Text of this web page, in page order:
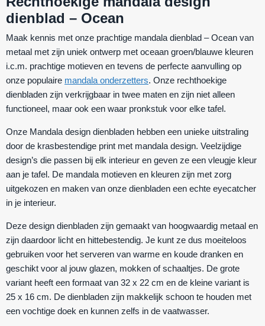
dienblad – Ocean
Maak kennis met onze prachtige mandala dienblad – Ocean van
metaal met zijn uniek ontwerp met oceaan groen/blauwe kleuren
i.c.m. prachtige motieven en tevens de perfecte aanvulling op
onze populaire mandala onderzetters. Onze rechthoekige
dienbladen zijn verkrijgbaar in twee maten en zijn niet alleen
functioneel, maar ook een waar pronkstuk voor elke tafel.
Onze Mandala design dienbladen hebben een unieke uitstraling
door de krasbestendige print met mandala design. Veelzijdige
design’s die passen bij elk interieur en geven ze een vleugje kleur
aan je tafel. De mandala motieven en kleuren zijn met zorg
uitgekozen en maken van onze dienbladen een echte eyecatcher
in je interieur.
Deze design dienbladen zijn gemaakt van hoogwaardig metaal en
zijn daardoor licht en hittebestendig. Je kunt ze dus moeiteloos
gebruiken voor het serveren van warme en koude dranken en
geschikt voor al jouw glazen, mokken of schaaltjes. De grote
variant heeft een formaat van 32 x 22 cm en de kleine variant is
25 x 16 cm. De dienbladen zijn makkelijk schoon te houden met
een vochtige doek en kunnen zelfs in de vaatwasser.